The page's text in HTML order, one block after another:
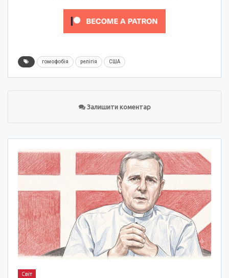
гомофобія релігія США
Залишити коментар
Світ